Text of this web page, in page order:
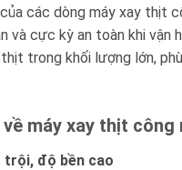
các dòng máy xay thịt
và cực kỳ an toàn khi
trong khối lượng lớn,
máy xay thịt
độ bền cao